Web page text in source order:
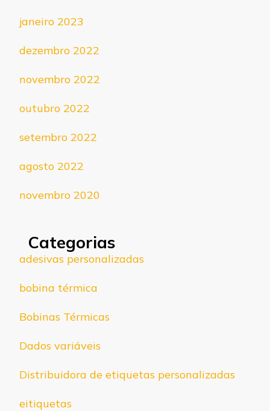
janeiro 2023
dezembro 2022
novembro 2022
outubro 2022
setembro 2022
agosto 2022
novembro 2020
Categorias
adesivas personalizadas
bobina térmica
Bobinas Térmicas
Dados variáveis
Distribuidora de etiquetas personalizadas
eitiquetas